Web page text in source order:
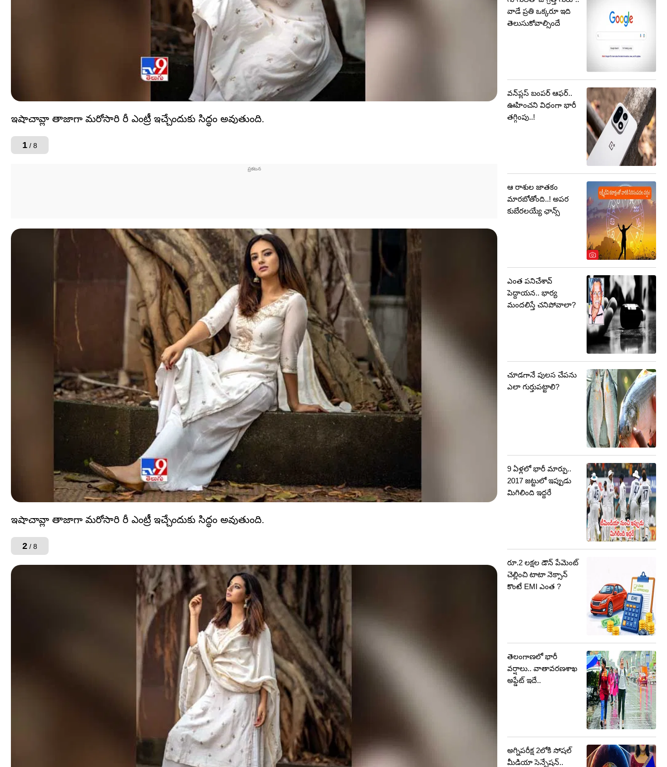
ఇషాచావ్లా తాజాగా మరోసారి రీ ఎంట్రీ ఇచ్చేందుకు సిద్ధం అవుతుంది.
1 / 8
ఇషాచావ్లా తాజాగా మరోసారి రీ ఎంట్రీ ఇచ్చేందుకు సిద్ధం అవుతుంది.
2 / 8
వాడే ప్రతి ఒక్కరూ ఇది
తెలుసుకోవాల్సిందే
వన్‌ప్లస్ బంపర్‌ ఆఫర్‌..
ఊహించని విధంగా భారీ
తగ్గింపు..!
ఆ రాశుల జాతకం
మారబోతోంది..! అపర
కుబేరలయ్యే ఛాన్స్
ఎంత పనిచేశావ్
పెద్దాయన.. భార్య
మందలిస్తే చనిపోవాలా?
చూడగానే పులస చేపను
ఎలా గుర్తుపట్టాలి?
9 ఏళ్లలో భారీ మార్పు..
2017 జట్టులో ఇప్పుడు
మిగిలింది ఇద్దరే
రూ.2 లక్షల డౌన్ పేమెంట్
చెల్లించి టాటా నెక్సాన్
కొంటే EMI ఎంత ?
తెలంగాణలో భారీ
వర్షాలు.. వాతావరణశాఖ
అప్డేట్ ఇదే..
అగ్నిపరీక్ష 2లోకి సోషల్
మీడియా సెన్సేషన్..